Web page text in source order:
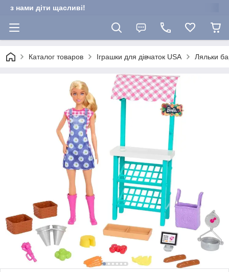
з нами діти щасливі!
Каталог товаров Іграшки для дівчаток USA Ляльки